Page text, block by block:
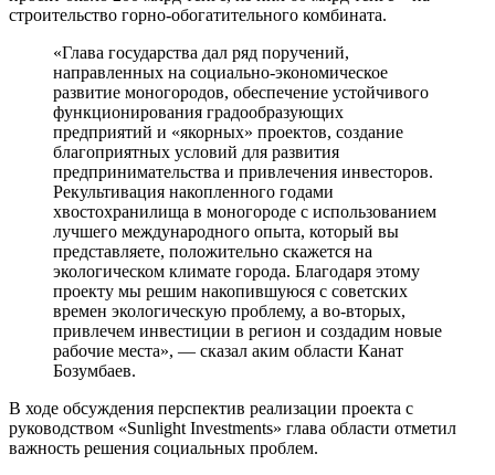
строительство горно-обогатительного комбината.
«Глава государства дал ряд поручений,
направленных на социально-экономическое
развитие моногородов, обеспечение устойчивого
функционирования градообразующих
предприятий и «якорных» проектов, создание
благоприятных условий для развития
предпринимательства и привлечения инвесторов.
Рекультивация накопленного годами
хвостохранилища в моногороде с использованием
лучшего международного опыта, который вы
представляете, положительно скажется на
экологическом климате города. Благодаря этому
проекту мы решим накопившуюся с советских
времен экологическую проблему, а во-вторых,
привлечем инвестиции в регион и создадим новые
рабочие места», — сказал аким области Канат
Бозумбаев.
В ходе обсуждения перспектив реализации проекта с
руководством «Sunlight Investments» глава области отметил
важность решения социальных проблем.